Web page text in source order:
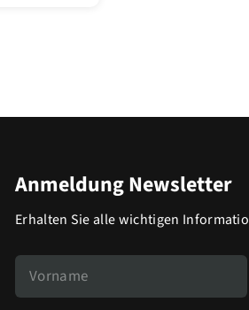
Anmeldung Newsletter
Erhalten Sie alle wichtigen